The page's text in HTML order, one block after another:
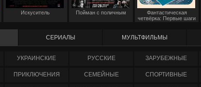
Искуситель Пойман с поличным
Фантастическая
четвёрка: Первые шаги
СЕРИАЛЫ МУЛЬТФИЛЬМЫ
УКРАИНCКИЕ РУССКИЕ ЗАРУБЕЖНЫЕ
ПРИКЛЮЧЕНИЯ СЕМЕЙНЫЕ СПОРТИВНЫЕ